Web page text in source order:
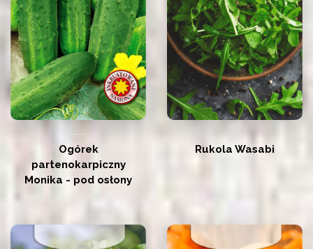
Ogórek
partenokarpiczny
Monika - pod osłony
Rukola Wasabi